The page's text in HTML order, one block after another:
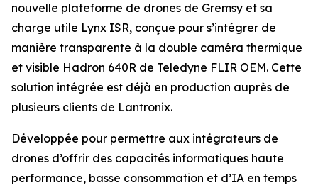
nouvelle plateforme de drones de Gremsy et sa
charge utile Lynx ISR, conçue pour s’intégrer de
manière transparente à la double caméra thermique
et visible Hadron 640R de Teledyne FLIR OEM. Cette
solution intégrée est déjà en production auprès de
plusieurs clients de Lantronix.
Développée pour permettre aux intégrateurs de
drones d’offrir des capacités informatiques haute
performance, basse consommation et d’IA en temps